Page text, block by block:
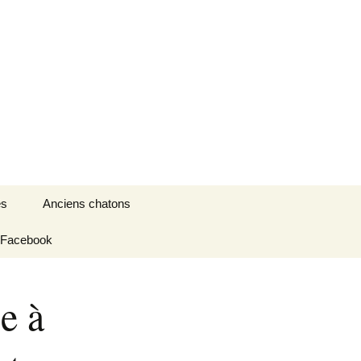
Anciens chatons
Facebook
à